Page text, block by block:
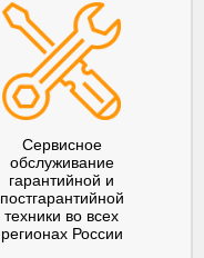
Сервисное
обслуживание
гарантийной и
постгарантийной
техники во всех
регионах России